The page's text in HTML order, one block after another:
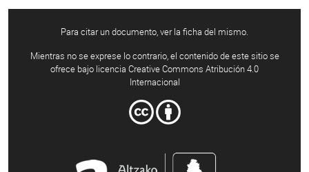
Para citar un documento, ver la ficha del mismo.
Mientras no se exprese lo contrario, el contenido de este sitio se
ofrece bajo licencia Creative Commons Atribución 4.0
Internacional